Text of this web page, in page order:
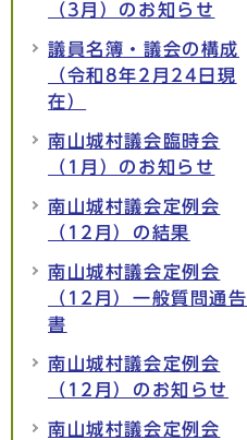
（3月）のお知らせ
議員名簿・議会の構成
（令和8年2月24日現
在）
南山城村議会臨時会
（1月）のお知らせ
南山城村議会定例会
（12月）の結果
南山城村議会定例会
（12月）一般質問通告
書
南山城村議会定例会
（12月）のお知らせ
南山城村議会定例会